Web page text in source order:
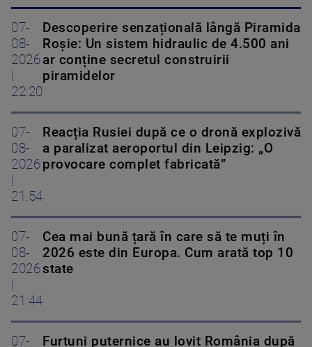
07-
08-
2026
|
22:20
Descoperire senzațională lângă Piramida
Roșie: Un sistem hidraulic de 4.500 ani
ar conține secretul construirii
piramidelor
07-
08-
2026
|
21:54
Reacția Rusiei după ce o dronă explozivă
a paralizat aeroportul din Leipzig: „O
provocare complet fabricată”
07-
08-
2026
|
21:44
Cea mai bună țară în care să te muți în
2026 este din Europa. Cum arată top 10
state
07-
Furtuni puternice au lovit România după